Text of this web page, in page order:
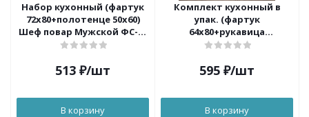
Набор кухонный (фартук
72х80+полотенце 50х60)
Шеф повар Мужской ФС-28
в коробке Dinosti
513 ₽/шт
В корзину
Комплект кухонный в
упак. (фартук
64х80+рукавица
18х30+полотенце 47х61) п/
Василиса
595 ₽/шт
В корзину